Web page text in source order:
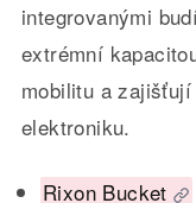
integrovanými
extrémní
mobilitu a
elektroniku.
Rixon Bucket